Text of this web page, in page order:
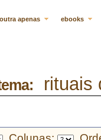
apenas ebooks
rituais